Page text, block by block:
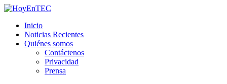
Saltar
contenido.
Inicio
Noticias Recientes
Quiénes somos
Contáctenos
Privacidad
Prensa